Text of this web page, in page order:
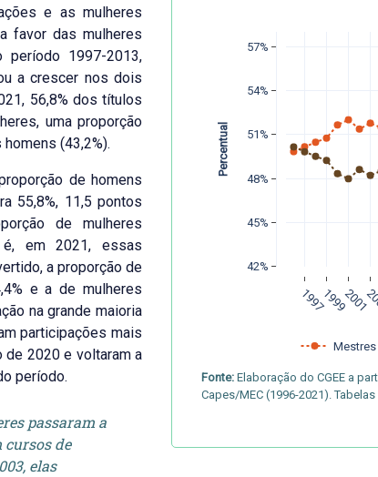
e as mulheres
favor das mulheres
período 1997-2013,
a crescer nos dois
56,8% dos títulos
uma proporção
(43,2%).
de homens
55,8%, 11,5 pontos
de mulheres
em 2021, essas
a proporção de
e a de mulheres
na grande maioria
participações mais
2020 e voltaram a
período.
passaram a
de
elas
199719992001
42%
45%
48%
51%
54%
57%
Percentual
Fonte: Elaboração do CGEE a
Capes/MEC (1996-2021). Tabelas